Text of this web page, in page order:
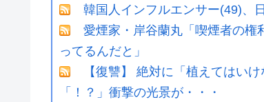
韓国人インフルエンサー(49)、
愛煙家・岸谷蘭丸「喫煙者の
ってるんだと」
【復讐】 絶対に「植えてはい
「！？」衝撃の光景が・・・